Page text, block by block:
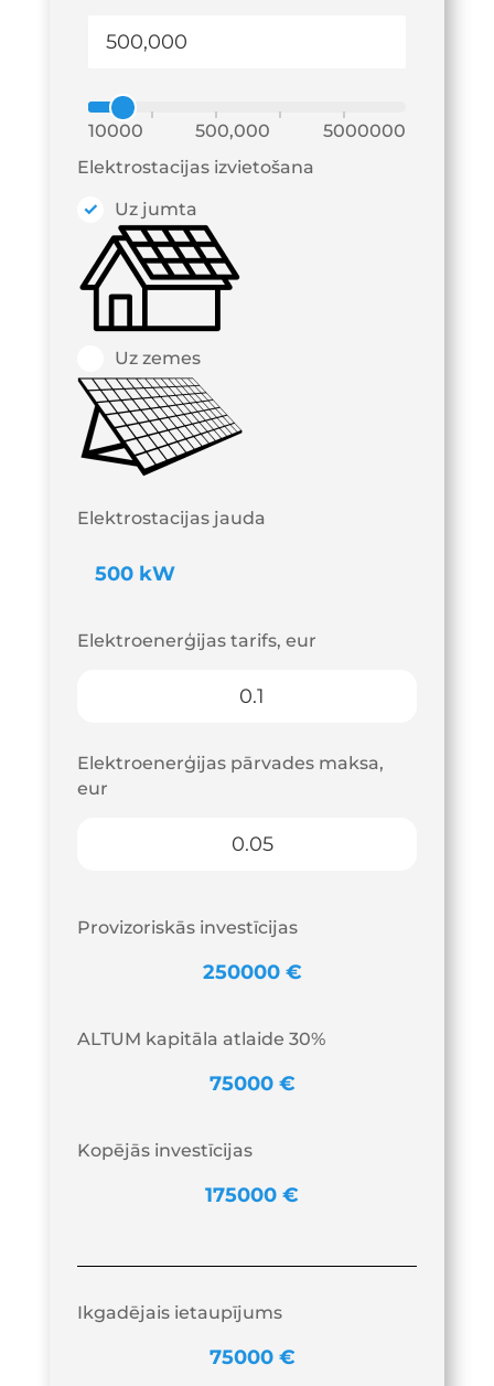
10000 5000000
500,000
Elektrostacijas izvietošana
Uz jumta
Uz zemes
Elektrostacijas jauda
Elektroenerģijas tarifs, eur
Elektroenerģijas pārvades maksa,
eur
Provizoriskās investīcijas
ALTUM kapitāla atlaide 30%
Kopējās investīcijas
Ikgadējais ietaupījums